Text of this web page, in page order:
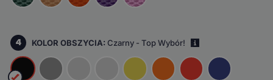
4 KOLOR OBSZYCIA:Czarny - Top Wybór!